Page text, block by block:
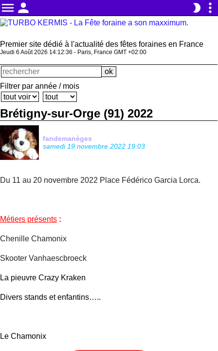
menu person brightness_2 more_vert
Premier site dédié à l'actualité des fêtes foraines en France
Jeudi 6 Août 2026 14:12:36 - Paris, France GMT +02:00
Filtrer par année / mois
Brétigny-sur-Orge (91) 2022
fandemanèges
samedi 19 novembre 2022 19:03
Du 11 au 20 novembre 2022 Place Fédérico Garcia Lorca.
Métiers présents :
Chenille Chamonix
Skooter Vanhaescbroeck
La pieuvre Crazy Kraken
Divers stands et enfantins…..
Le Chamonix